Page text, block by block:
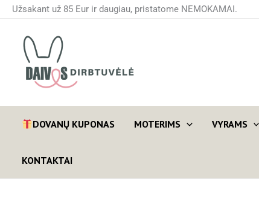
Pereiti
turinio
Užsakant už 85 Eur ir daugiau, pristatome NEMOKAMAI.
DOVANŲ KUPONAS MOTERIMS VYRAMS
KONTAKTAI